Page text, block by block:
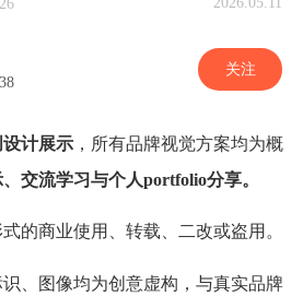
38
关注
计展示 ，所有品牌视觉方案均为概
交流学习与个人portfolio分享。
的商业使用、转载、二改或盗用。
、图像均为创意虚构，与真实品牌